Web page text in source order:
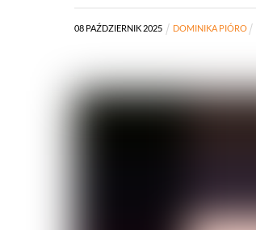
08 PAŹDZIERNIK 2025 DOMINIKA PIÓRO